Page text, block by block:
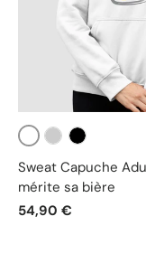
Blanc
Sweat Capuche
mérite sa bière
54,90 €